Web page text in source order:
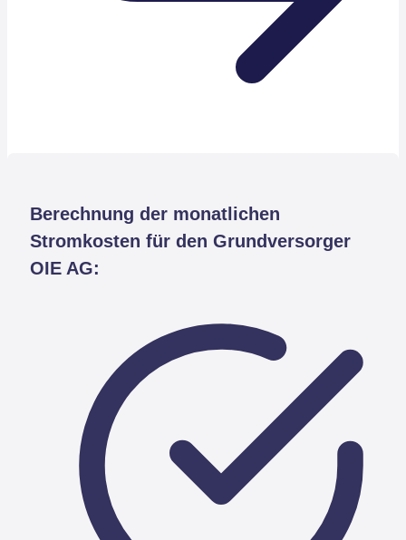
Berechnung der monatlichen
Stromkosten für den Grundversorger
OIE AG: